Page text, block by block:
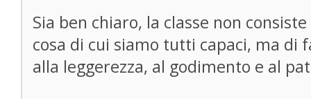
Sia ben chiaro, la classe non
cosa di cui siamo tutti capaci, ma di
alla leggerezza, al godimento e al